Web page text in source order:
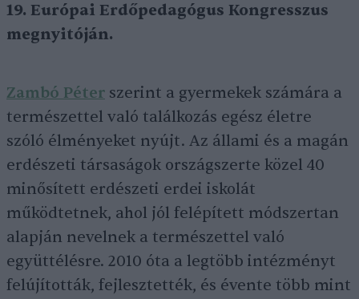
19. Európai Erdőpedagógus Kongresszus
megnyitóján.
Zambó Péter szerint a gyermekek számára a
természettel való találkozás egész életre
szóló élményeket nyújt. Az állami és a magán
erdészeti társaságok országszerte közel 40
minősített erdészeti erdei iskolát
működtetnek, ahol jól felépített módszertan
alapján nevelnek a természettel való
együttélésre. 2010 óta a legtöbb intézményt
felújították, fejlesztették, és évente több mint